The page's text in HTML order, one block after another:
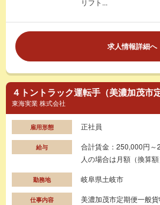
求人情報詳細へ
４トントラック運転手（美濃加茂市
東海実業 株式会社
雇用形態 正社員
給与
合計賃金：250,000円
人の場合は月額（換算
勤務地 岐阜県土岐市
仕事内容
美濃加茂市定期便一般